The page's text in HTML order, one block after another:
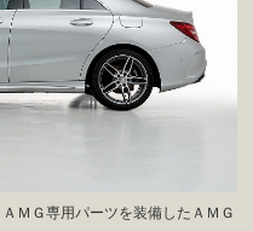
ＭＧ専用パーツを装備したＡＭＧ